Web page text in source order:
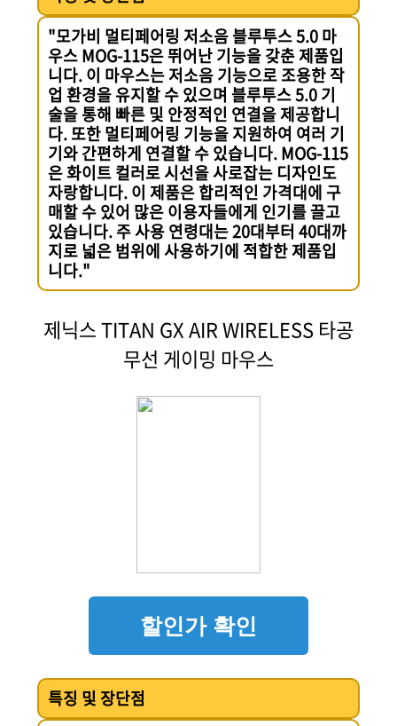
"모가비 멀티페어링 저소음 블루투스 5.0 마
우스 MOG-115은 뛰어난 기능을 갖춘 제품입
니다. 이 마우스는 저소음 기능으로 조용한 작
업 환경을 유지할 수 있으며 블루투스 5.0 기
술을 통해 빠른 및 안정적인 연결을 제공합니
다. 또한 멀티페어링 기능을 지원하여 여러 기
기와 간편하게 연결할 수 있습니다. MOG-115
은 화이트 컬러로 시선을 사로잡는 디자인도
자랑합니다. 이 제품은 합리적인 가격대에 구
매할 수 있어 많은 이용자들에게 인기를 끌고
있습니다. 주 사용 연령대는 20대부터 40대까
지로 넓은 범위에 사용하기에 적합한 제품입
니다."
제닉스 TITAN GX AIR WIRELESS 타공
무선 게이밍 마우스
할인가 확인
특징 및 장단점